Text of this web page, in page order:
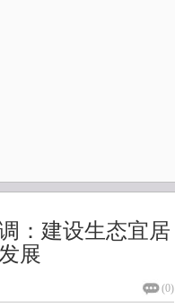
：建设生态宜居
展
(0)